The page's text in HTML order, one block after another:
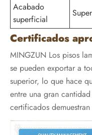
Acabado
superficial
Certificados
MINGZUN Los pisos
se pueden exportar a
superior, lo que hace
entre una gran
certificados